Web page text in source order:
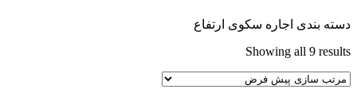
دسته بندی اجاره سکوی ارتفاع
Showing all 9 results